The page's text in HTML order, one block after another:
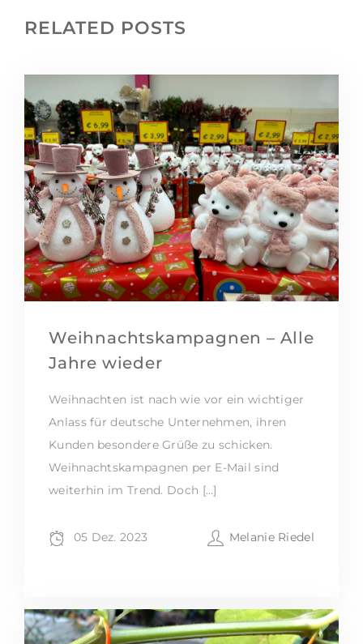
RELATED POSTS
Weihnachtskampagnen – Alle
Jahre wieder
Weihnachten ist nach wie vor ein wichtiger
Anlass für deutsche Unternehmen, ihren
Kunden besondere Grüße zu schicken.
Weihnachtskampagnen per E-Mail sind
weiterhin im Trend. Doch […]
05 Dez. 2023 Melanie Riedel